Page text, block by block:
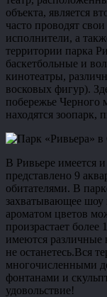
объекта, является
часто проводят
исполнители, а
территории парка
баскетбольные и
кинотеатры,
восковых фигур).
побережье Черного
находятся зоопарк,
В Ривьере имеется
представлено 9
обитателями. В
захватывающее шоу
ароматом цветов
произрастает
имеются различные
не останетесь.Вся
многочисленными
фонтанами и
удовольствие!